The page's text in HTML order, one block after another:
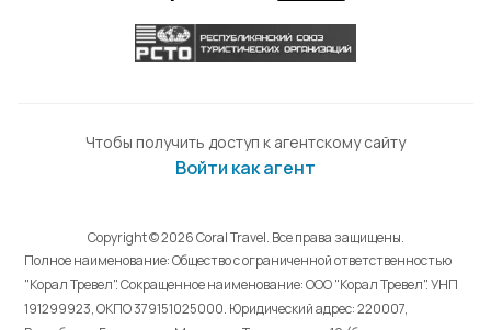
Чтобы получить доступ к агентскому сайту
Войти как агент
Copyright © 2026 Coral Travel. Все права защищены.
Полное наименование: Общество с ограниченной ответственностью
"Корал Тревел". Сокращенное наименование: ООО "Корал Тревел". УНП
191299923, ОКПО 379151025000. Юридический адрес: 220007,